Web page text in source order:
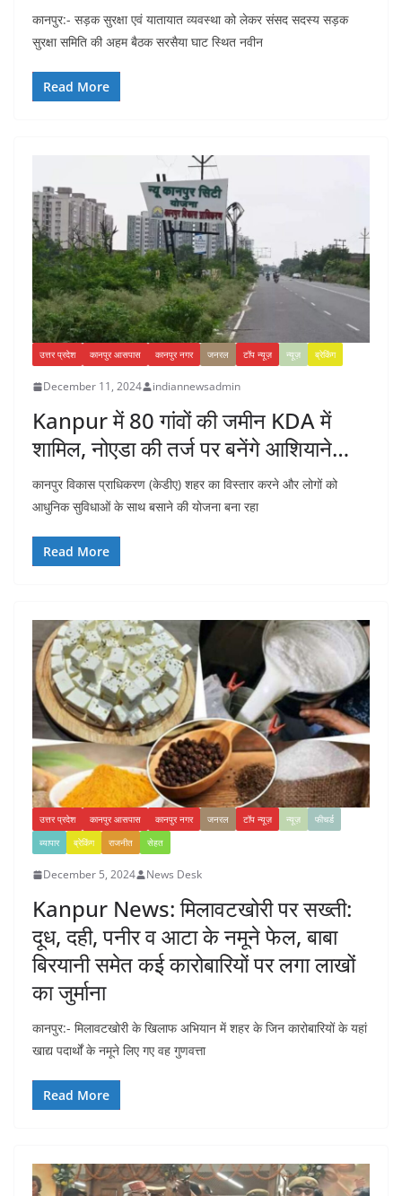
कानपुर:- सड़क सुरक्षा एवं यातायात व्यवस्था को लेकर संसद सदस्य सड़क
सुरक्षा समिति की अहम बैठक सरसैया घाट स्थित नवीन
Read More
उत्तर प्रदेश कानपुर आसपास कानपुर नगर जनरल टॉप न्यूज़ न्यूज़ ब्रेकिंग
December 11, 2024 indiannewsadmin
Kanpur में 80 गांवों की जमीन KDA में
शामिल, नोएडा की तर्ज पर बनेंगे आशियाने…
कानपुर विकास प्राधिकरण (केडीए) शहर का विस्तार करने और लोगों को
आधुनिक सुविधाओं के साथ बसाने की योजना बना रहा
Read More
उत्तर प्रदेश कानपुर आसपास कानपुर नगर जनरल टॉप न्यूज़ न्यूज़
फीचर्ड
ब्यापार
ब्रेकिंग राजनीत सेहत
December 5, 2024 News Desk
Kanpur News: मिलावटखोरी पर सख्ती:
दूध, दही, पनीर व आटा के नमूने फेल, बाबा
बिरयानी समेत कई कारोबारियों पर लगा लाखों
का जुर्माना
कानपुर:- मिलावटखोरी के खिलाफ अभियान में शहर के जिन कारोबारियों के यहां
खाद्य पदार्थों के नमूने लिए गए वह गुणवत्ता
Read More